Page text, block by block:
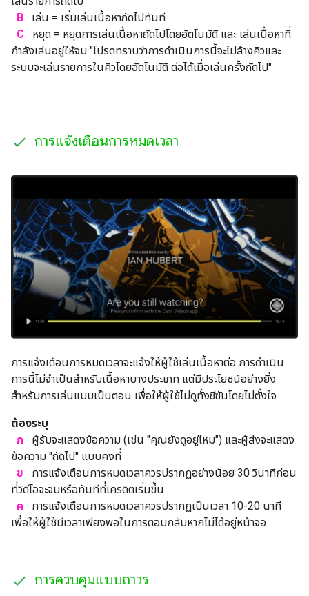
B
เล่น = เริ่มเล่นเนื้อหาถัดไปทันที
C
หยุด = หยุดการเล่นเนื้อหาถัดไปโดยอัตโนมัติ และ เล่นเนื้อหาที่
กำลังเล่นอยู่ให้จบ "โปรดทราบว่าการดำเนินการนี้จะไม่ล้างคิวและ
ระบบจะเล่นรายการในคิวโดยอัตโนมัติ ต่อได้เมื่อเล่นครั้งถัดไป"
การแจ้งเตือนการหมดเวลา
การแจ้งเตือนการหมดเวลาจะแจ้งให้ผู้ใช้เล่นเนื้อหาต่อ การดำเนิน
การนี้ไม่จำเป็นสำหรับเนื้อหาบางประเภท แต่มีประโยชน์อย่างยิ่ง
สำหรับการเล่นแบบเป็นตอน เพื่อให้ผู้ใช้ไม่ดูทั้งซีซันโดยไม่ตั้งใจ
ต้องระบุ
ก
ผู้รับจะแสดงข้อความ (เช่น "คุณยังดูอยู่ไหม") และผู้ส่งจะแสดง
ข้อความ "ถัดไป" แบบคงที่
ข
การแจ้งเตือนการหมดเวลาควรปรากฏอย่างน้อย 30 วินาทีก่อน
ที่วิดีโอจะจบหรือทันทีที่เครดิตเริ่มขึ้น
ค
การแจ้งเตือนการหมดเวลาควรปรากฏเป็นเวลา 10-20 นาที
เพื่อให้ผู้ใช้มีเวลาเพียงพอในการตอบกลับหากไม่ได้อยู่หน้าจอ
การควบคุมแบบถาวร